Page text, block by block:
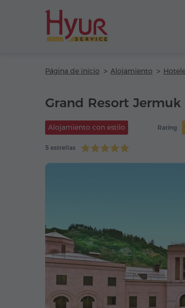
Página de inicio Alojamiento
Grand Resort Jermuk
Alojamiento con estilo
5 estrellas
Rating